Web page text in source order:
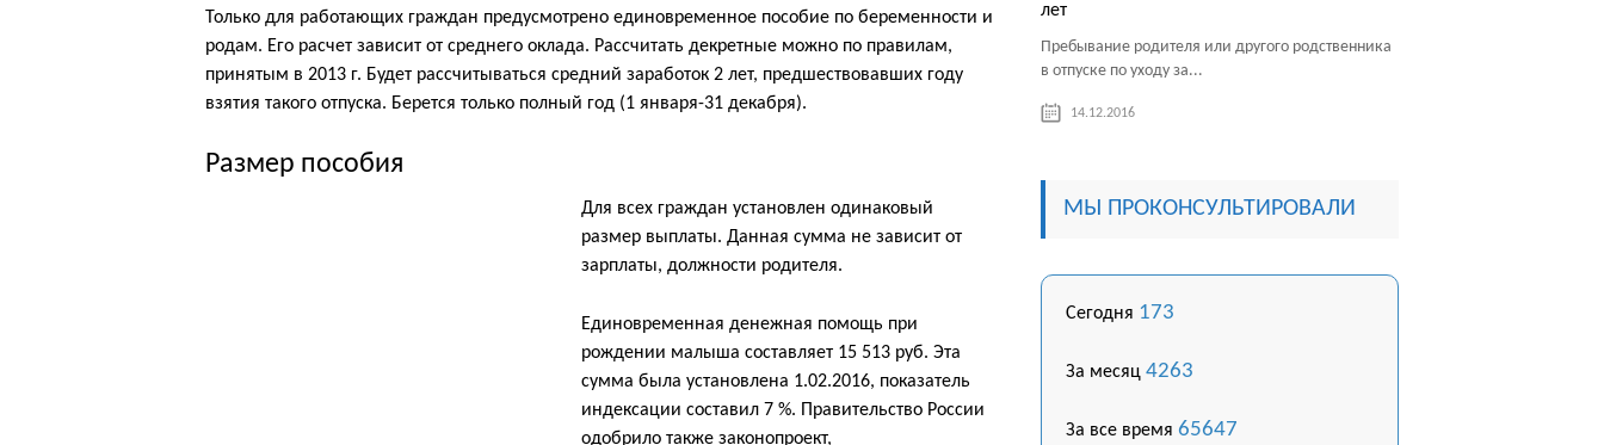
Только для работающих граждан предусмотрено единовременное пособие по беременности и
родам. Его расчет зависит от среднего оклада. Рассчитать декретные можно по правилам,
принятым в 2013 г. Будет рассчитываться средний заработок 2 лет, предшествовавших году
взятия такого отпуска. Берется только полный год (1 января-31 декабря).
Размер пособия
Для всех граждан установлен одинаковый
размер выплаты. Данная сумма не зависит от
зарплаты, должности родителя.
Единовременная денежная помощь при
рождении малыша составляет 15 513 руб. Эта
сумма была установлена 1.02.2016, показатель
индексации составил 7 %. Правительство России
одобрило также законопроект,
лет
Пребывание родителя или другого родственника
в отпуске по уходу за...
14.12.2016
МЫ ПРОКОНСУЛЬТИРОВАЛИ
Сегодня 173
За месяц 4263
За все время 65647